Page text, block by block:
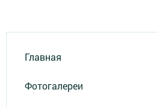
Главная
Фотогалереи